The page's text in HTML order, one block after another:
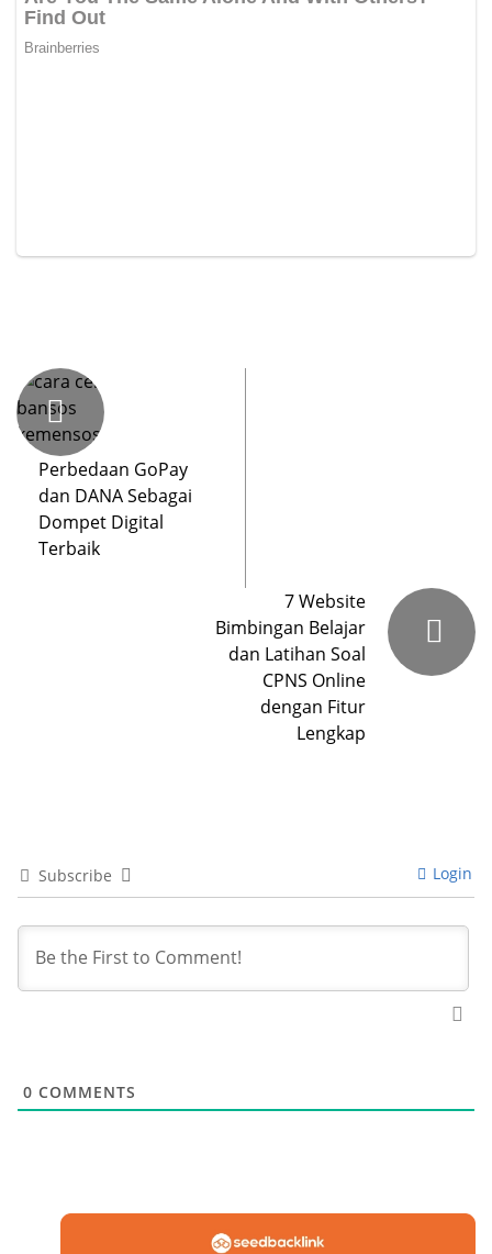
Perbedaan GoPay
dan DANA Sebagai
Dompet Digital
Terbaik
7 Website
Bimbingan Belajar
dan Latihan Soal
CPNS Online
dengan Fitur
Lengkap
Subscribe Login
0 COMMENTS